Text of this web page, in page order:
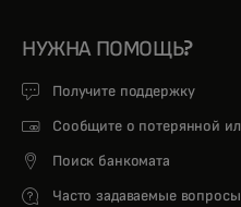
НУЖНА ПОМОЩЬ?
Получите поддержку
Сообщите о потерянной
Поиск банкомата
Часто задаваемые вопросы